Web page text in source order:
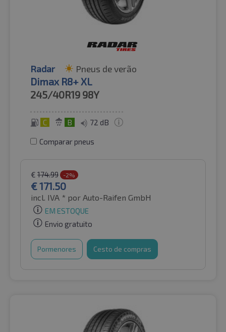
Radar Pneus de verão
Dimax R8+ XL
245/40R19 98Y
C B 72 dB
Comparar pneus
€ 174.99 -2%
€171.50
incl. IVA * por Auto-Raifen GmbH
EM ESTOQUE
Envio gratuito
Pormenores Cesto de compras